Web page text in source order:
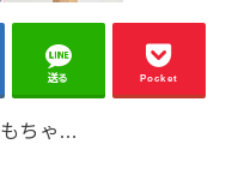
送る Pocket
もちゃ…